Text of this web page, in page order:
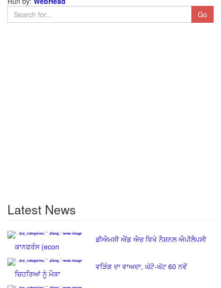
Latest News
ਡੀਐਮਸੀ ਐਂਡ ਐਚ ਵਿਖੇ ਨੈਸ਼ਨਲ ਐਪੀਲੈਪਸੀ
ਕਾਨਫਰੰਸ (econ
ਵੜਿੰਗ ਦਾ ਵਾਅਦਾ, ਘੱਟੋ-ਘੱਟ 60 ਨਵੇਂ
ਚਿਹਰਿਆਂ ਨੂੰ ਮੌਕਾ